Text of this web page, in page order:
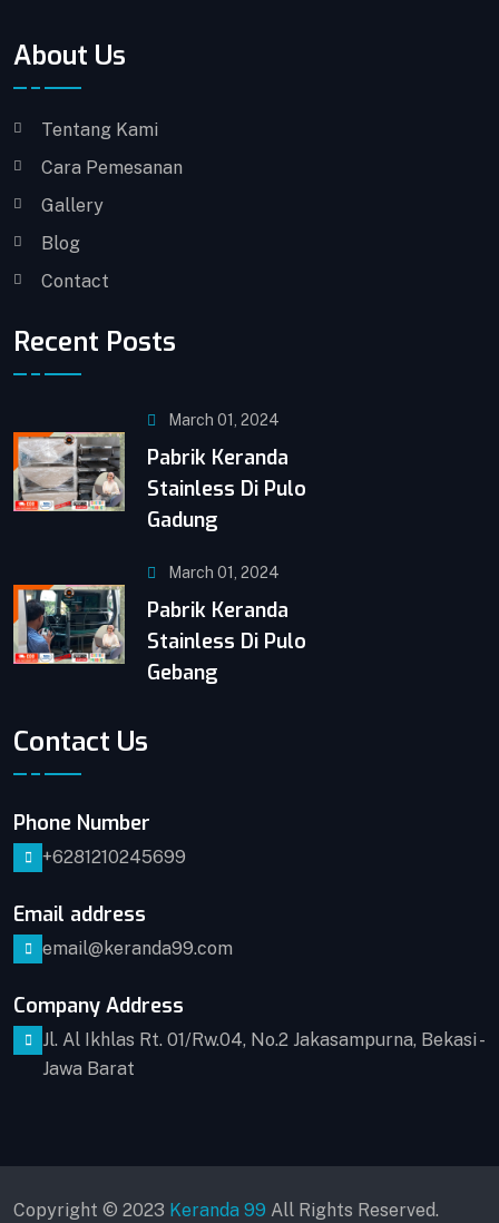
About Us
Tentang Kami
Cara Pemesanan
Gallery
Blog
Contact
Recent Posts
March 01, 2024
Pabrik Keranda
Stainless Di Pulo
Gadung
March 01, 2024
Pabrik Keranda
Stainless Di Pulo
Gebang
Contact Us
Phone Number
+6281210245699
Email address
email@keranda99.com
Company Address
Jl. Al Ikhlas Rt. 01/Rw.04, No.2 Jakasampurna, Bekasi -
Jawa Barat
Copyright © 2023 Keranda 99 All Rights Reserved.